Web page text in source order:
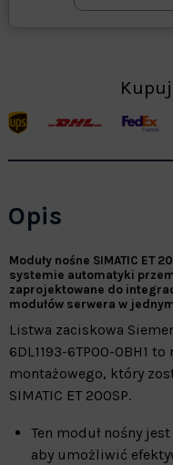
Opis
Moduły nośne SIMATIC ET
systemie automatyki
zaprojektowane do
modułów serwera w
Listwa zaciskowa
6DL1193-6TP00-0BH1
montażowego, który
SIMATIC ET 200SP.
Ten moduł nośny
aby umożliwić